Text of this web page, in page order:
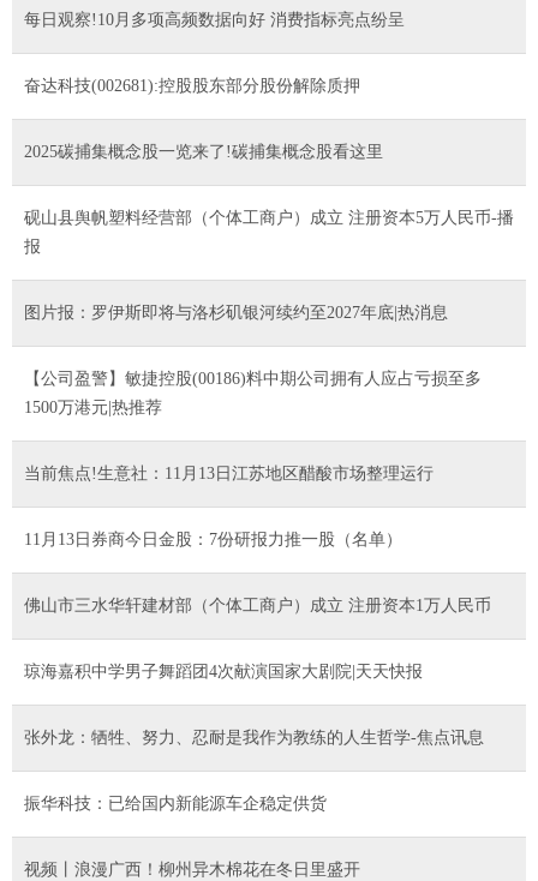
每日观察!10月多项高频数据向好 消费指标亮点纷呈
奋达科技(002681):控股股东部分股份解除质押
2025碳捕集概念股一览来了!碳捕集概念股看这里
砚山县舆帆塑料经营部（个体工商户）成立 注册资本5万人民币-播
报
图片报：罗伊斯即将与洛杉矶银河续约至2027年底|热消息
【公司盈警】敏捷控股(00186)料中期公司拥有人应占亏损至多
1500万港元|热推荐
当前焦点!生意社：11月13日江苏地区醋酸市场整理运行
11月13日券商今日金股：7份研报力推一股（名单）
佛山市三水华轩建材部（个体工商户）成立 注册资本1万人民币
琼海嘉积中学男子舞蹈团4次献演国家大剧院|天天快报
张外龙：牺牲、努力、忍耐是我作为教练的人生哲学-焦点讯息
振华科技：已给国内新能源车企稳定供货
视频丨浪漫广西！柳州异木棉花在冬日里盛开